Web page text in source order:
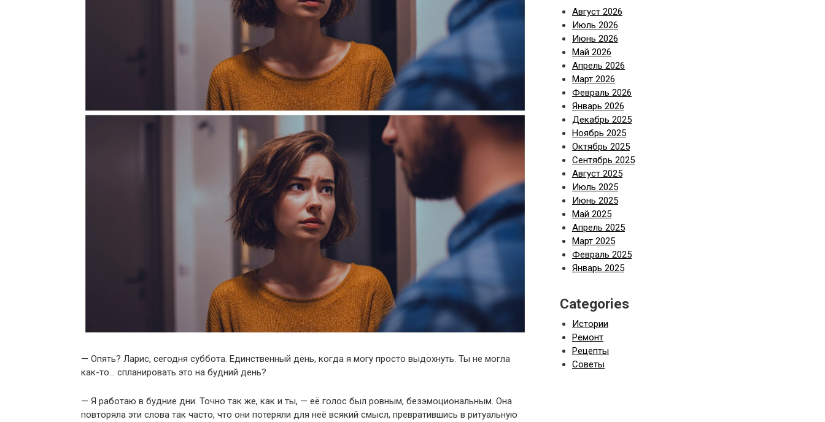
— Опять? Ларис, сегодня суббота. Единственный день, когда я могу просто выдохнуть. Ты не могла
как-то… спланировать это на будний день?
— Я работаю в будние дни. Точно так же, как и ты, — её голос был ровным, безэмоциональным. Она
повторяла эти слова так часто, что они потеряли для неё всякий смысл, превратившись в ритуальную
Август 2026
Июль 2026
Июнь 2026
Май 2026
Апрель 2026
Март 2026
Февраль 2026
Январь 2026
Декабрь 2025
Ноябрь 2025
Октябрь 2025
Сентябрь 2025
Август 2025
Июль 2025
Июнь 2025
Май 2025
Апрель 2025
Март 2025
Февраль 2025
Январь 2025
Categories
Истории
Ремонт
Рецепты
Советы